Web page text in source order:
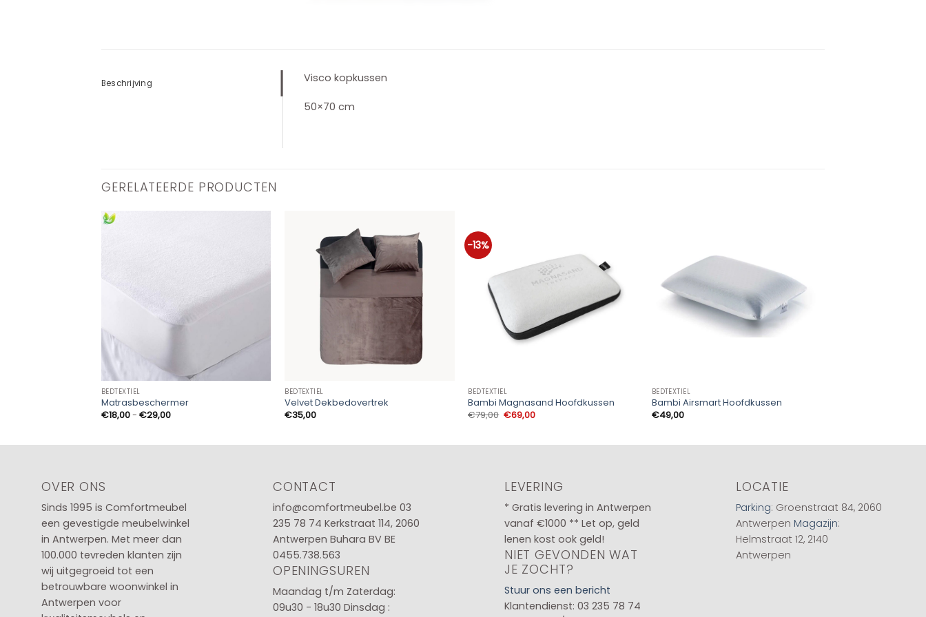
Beschrijving Visco kopkussen
50×70 cm
GERELATEERDE PRODUCTEN
BEDTEXTIEL
Matrasbeschermer
€18,00- €29,00Prijsklasse:
€18,00
BEDTEXTIEL
Velvet Dekbedovertrek
€35,00
-13%
BEDTEXTIEL
Bambi Magnasand Hoofdkussen
€79,00 Oorspronkelijke
prijs
€69,00Huidige
BEDTEXTIEL
Bambi Airsmart Hoofdkussen
€49,00
OVER ONS
Sinds 1995 is Comfortmeubel
een gevestigde meubelwinkel
in Antwerpen. Met meer dan
100.000 tevreden klanten zijn
wij uitgegroeid tot een
betrouwbare woonwinkel in
Antwerpen voor
CONTACT
info@comfortmeubel.be 03
235 78 74 Kerkstraat 114, 2060
Antwerpen Buhara BV BE
0455.738.563
OPENINGSUREN
Maandag t/m Zaterdag:
09u30 - 18u30 Dinsdag :
LEVERING
* Gratis levering in Antwerpen
vanaf €1000 ** Let op, geld
lenen kost ook geld!
NIET GEVONDEN WAT
JE ZOCHT?
Stuur ons een bericht
Klantendienst: 03 235 78 74
LOCATIE
Parking: Groenstraat 84, 2060
Antwerpen Magazijn:
Helmstraat 12, 2140
Antwerpen